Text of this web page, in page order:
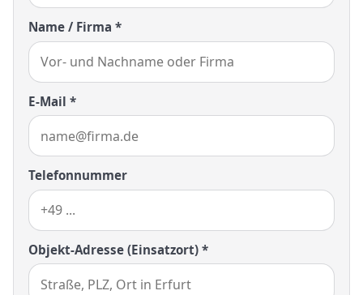
Name / Firma *
E-Mail *
Telefonnummer
Objekt-Adresse (Einsatzort) *